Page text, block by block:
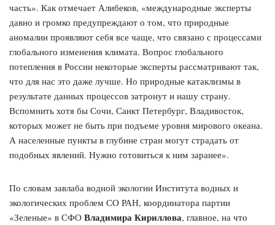
часть». Как отмечает Алибеков, «международные эксперты
давно и громко предупреждают о том, что природные
аномалии проявляют себя все чаще, что связано с процессами
глобального изменения климата. Вопрос глобального
потепления в России некоторые эксперты рассматривают так,
что для нас это даже лучше. Но природные катаклизмы в
результате данных процессов затронут и нашу страну.
Вспомнить хотя бы Сочи, Санкт Петербург, Владивосток,
которых может не быть при подъеме уровня мирового океана.
А населенные пункты в глубине стран могут страдать от
подобных явлений. Нужно готовиться к ним заранее».
По словам завлаба водной экологии Института водных и
экологических проблем СО РАН, координатора партии
«Зеленые» в СФО Владимира Кириллова, главное, на что